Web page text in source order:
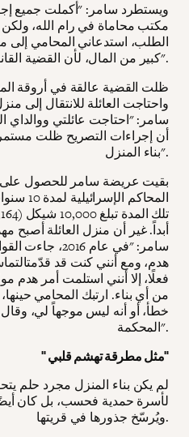
ويستطرد سامر: "أكملت جميع
مكتب محاماة في رام الله،
الطلب، استدعاني المحامي إلى
كبير من المال، لأن القضية القانونية ستستغرق وقتاً طويلاً".
واحتاجت العائلة للانتقال إلى
سامر: "احتاجت عائلتي ووالداي
أن إجراءات التصريح ظلت
بناء المنزل".
بقيت عريضة سامر للحصول على
أبداً. غير أن منزل العائلة أصبح
سامر: "في عام
هدم، ومع أنني كنت قد
فعلًا، إلا أنني استلمت أمر هدم
من أي بناء. ارتبك المحامي
خطأ، أو أنه ليس موجهاً لي، وقال
المحكمة".
" مثل مطرقة تهشم قلبي"
لم يكن بناء المنزل مجرد حلم
لأسرة حمدية فحسب، بل كان أيضًا
ويُرسّخ جذورها في قريتها.